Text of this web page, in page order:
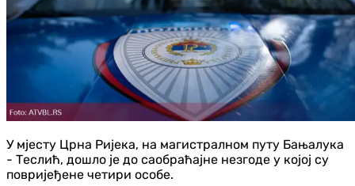
У мјесту Црна Ријека, на магистралном путу Бањалука
- Теслић, дошло је до саобраћајне незгоде у којој су
повријеђене четири особе.